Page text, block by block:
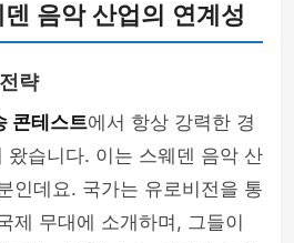
음악 산업의 연계성
략
콘테스트에서 항상 강력한 경
왔습니다. 이는 스웨덴 음악 산
인데요. 국가는 유로비전을 통
제 무대에 소개하며, 그들이